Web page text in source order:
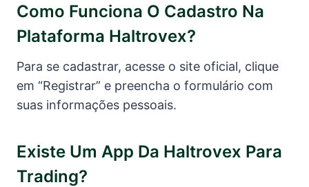
Como Funciona O Cadastro Na
Plataforma Haltrovex?
Para se cadastrar, acesse o site oficial, clique
em “Registrar” e preencha o formulário com
suas informações pessoais.
Existe Um App Da Haltrovex Para
Trading?